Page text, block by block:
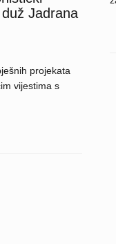
Jadrana
projekata
vijestima s